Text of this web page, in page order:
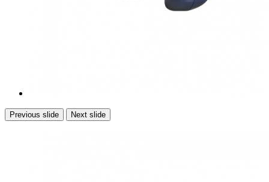
Previous slide Next slide